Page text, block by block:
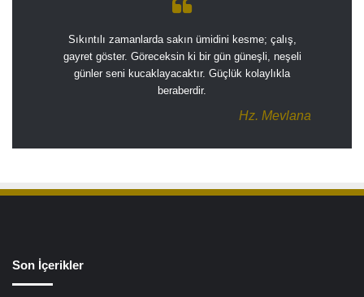
Sıkıntılı zamanlarda sakın ümidini kesme; çalış,
gayret göster. Göreceksin ki bir gün güneşli, neşeli
günler seni kucaklayacaktır. Güçlük kolaylıkla
beraberdir.
Hz. Mevlana
Son İçerikler